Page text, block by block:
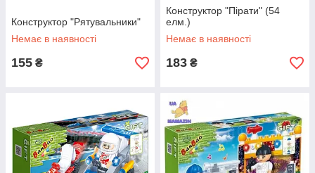
Конструктор "Рятувальники"
Немає в наявності
155 ₴
Конструктор "Пірати" (54
елм.)
Немає в наявності
183 ₴